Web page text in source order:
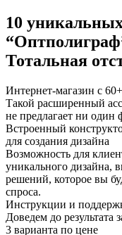
10
Тотальная
Интернет-магазин с
Такой расширенный
не предлагает ни один
Встроенный
для создания дизайна
Возможность для
уникального дизайна,
решений, которое вы
спроса.
Инструкции и
Доведем до результата
3 варианта по цене